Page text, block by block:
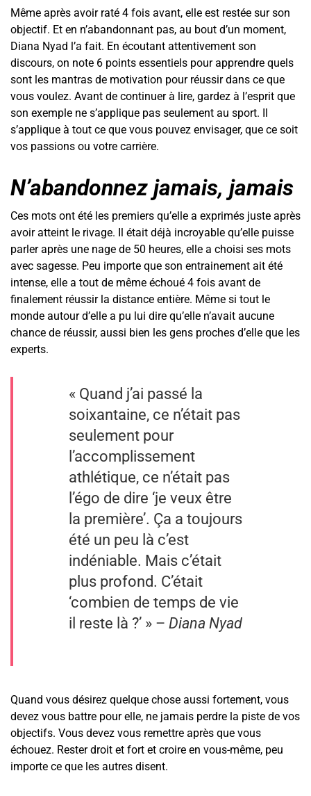
Même après avoir raté 4 fois avant, elle est restée sur son
objectif. Et en n’abandonnant pas, au bout d’un moment,
Diana Nyad l’a fait. En écoutant attentivement son
discours, on note 6 points essentiels pour apprendre quels
sont les mantras de motivation pour réussir dans ce que
vous voulez. Avant de continuer à lire, gardez à l’esprit que
son exemple ne s’applique pas seulement au sport. Il
s’applique à tout ce que vous pouvez envisager, que ce soit
vos passions ou votre carrière.
N’abandonnez jamais, jamais
Ces mots ont été les premiers qu’elle a exprimés juste après
avoir atteint le rivage. Il était déjà incroyable qu’elle puisse
parler après une nage de 50 heures, elle a choisi ses mots
avec sagesse. Peu importe que son entrainement ait été
intense, elle a tout de même échoué 4 fois avant de
finalement réussir la distance entière. Même si tout le
monde autour d’elle a pu lui dire qu’elle n’avait aucune
chance de réussir, aussi bien les gens proches d’elle que les
experts.
« Quand j’ai passé la
soixantaine, ce n’était pas
seulement pour
l’accomplissement
athlétique, ce n’était pas
l’égo de dire ‘je veux être
la première’. Ça a toujours
été un peu là c’est
indéniable. Mais c’était
plus profond. C’était
‘combien de temps de vie
il reste là ?’ » – Diana Nyad
Quand vous désirez quelque chose aussi fortement, vous
devez vous battre pour elle, ne jamais perdre la piste de vos
objectifs. Vous devez vous remettre après que vous
échouez. Rester droit et fort et croire en vous-même, peu
importe ce que les autres disent.